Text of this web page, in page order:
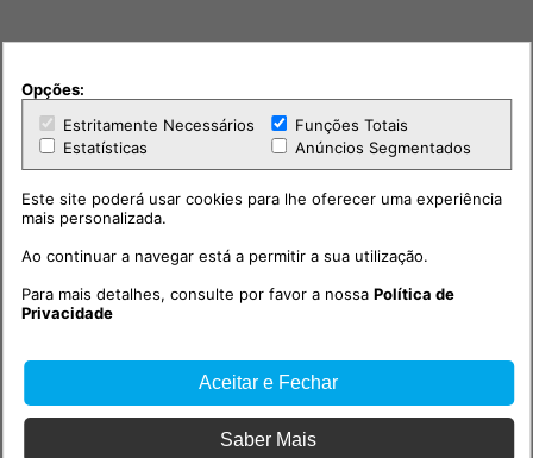
Outras notícias
Opções:
Estritamente Necessários
Funções Totais
Estatísticas
Anúncios Segmentados
Este site poderá usar cookies para lhe oferecer uma experiência
mais personalizada.
Ao continuar a navegar está a permitir a sua utilização.
Para mais detalhes, consulte por favor a nossaPolítica de
Privacidade
Aceitar e Fechar
Saber Mais